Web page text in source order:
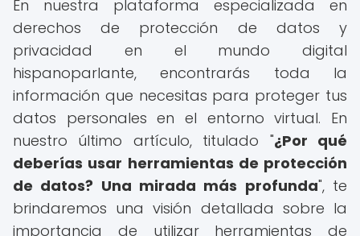
En nuestra plataforma especializada en
derechos de protección de datos y
privacidad en el mundo digital
hispanoparlante, encontrarás toda la
información que necesitas para proteger tus
datos personales en el entorno virtual. En
nuestro último artículo, titulado "¿Por qué
deberías usar herramientas de protección
de datos? Una mirada más profunda", te
brindaremos una visión detallada sobre la
importancia de utilizar herramientas de